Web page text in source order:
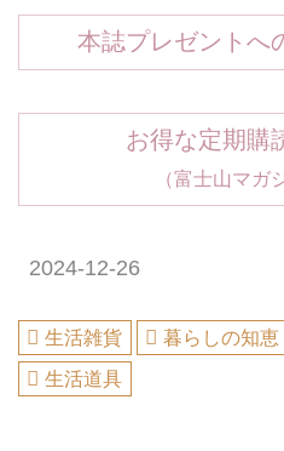
本誌プレゼントへ
お得な定期購
（富士山マガ
2024-12-26
生活雑貨 暮らしの知恵
生活道具